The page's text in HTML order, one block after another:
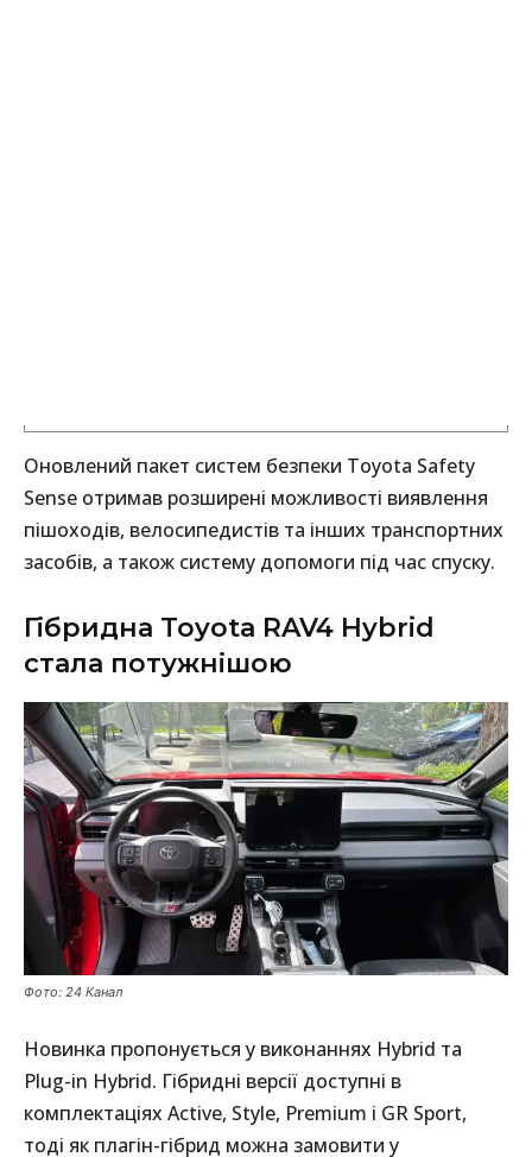
Оновлений пакет систем безпеки Toyota Safety
Sense отримав розширені можливості виявлення
пішоходів, велосипедистів та інших транспортних
засобів, а також систему допомоги під час спуску.
Гібридна Toyota RAV4 Hybrid
стала потужнішою
Фото: 24 Канал
Новинка пропонується у виконаннях Hybrid та
Plug-in Hybrid. Гібридні версії доступні в
комплектаціях Active, Style, Premium і GR Sport,
тоді як плагін-гібрид можна замовити у